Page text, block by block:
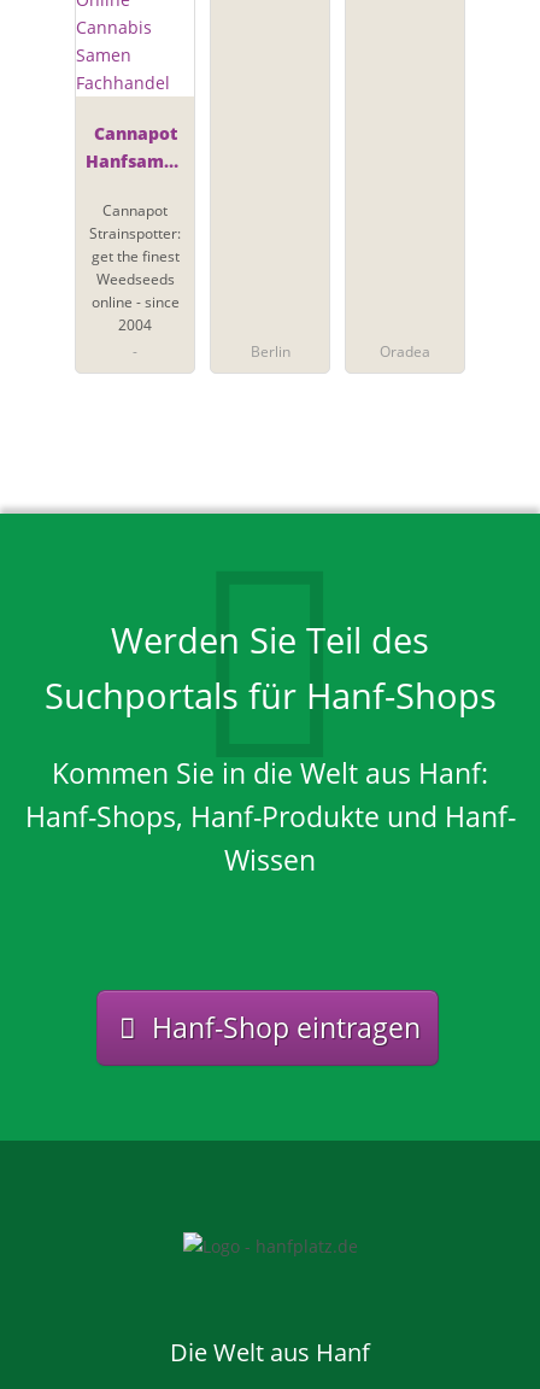
Cannapot
Hanfsamen
Cannabis
Samen
Fachhandel
Cannapot
Strainspotter:
get the finest
Weedseeds
online - since
2004
-
Berlin Oradea
Werden Sie Teil des
Suchportals für Hanf-Shops
Kommen Sie in die Welt aus Hanf:
Hanf-Shops, Hanf-Produkte und Hanf-
Wissen
Hanf-Shop eintragen
Die Welt aus Hanf